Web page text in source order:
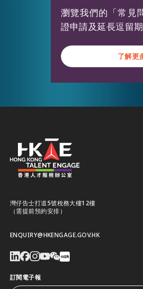
瀏覽我們的「常見
證申請及延長逗留期
了解更
了解更
灣仔告士打道5號稅務大樓12樓
（需提前預約安排）
ENQUIRY@HKENGAGE.GOV.HK
訂閱電子報